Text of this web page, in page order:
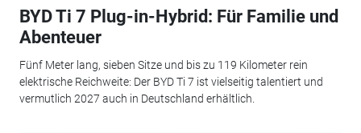
BYD Ti 7 Plug-in-Hybrid: Für Familie und
Abenteuer
Fünf Meter lang, sieben Sitze und bis zu 119 Kilometer rein
elektrische Reichweite: Der BYD Ti 7 ist vielseitig talentiert und
vermutlich 2027 auch in Deutschland erhältlich.